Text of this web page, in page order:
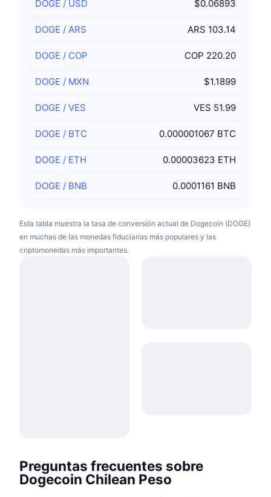
DOGE / USD $0.06893
DOGE / ARS ARS 103.14
DOGE / COP COP 220.20
DOGE / MXN $1.1899
DOGE / VES VES 51.99
DOGE / BTC 0.000001067 BTC
DOGE / ETH 0.00003623 ETH
DOGE / BNB 0.0001161 BNB
Esta tabla muestra la tasa de conversión actual de Dogecoin (DOGE)
en muchas de las monedas fiduciarias más populares y las
criptomonedas más importantes.
Preguntas frecuentes sobre
Dogecoin Chilean Peso